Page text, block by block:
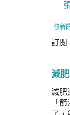
較新
訂閱
減
減肥
「